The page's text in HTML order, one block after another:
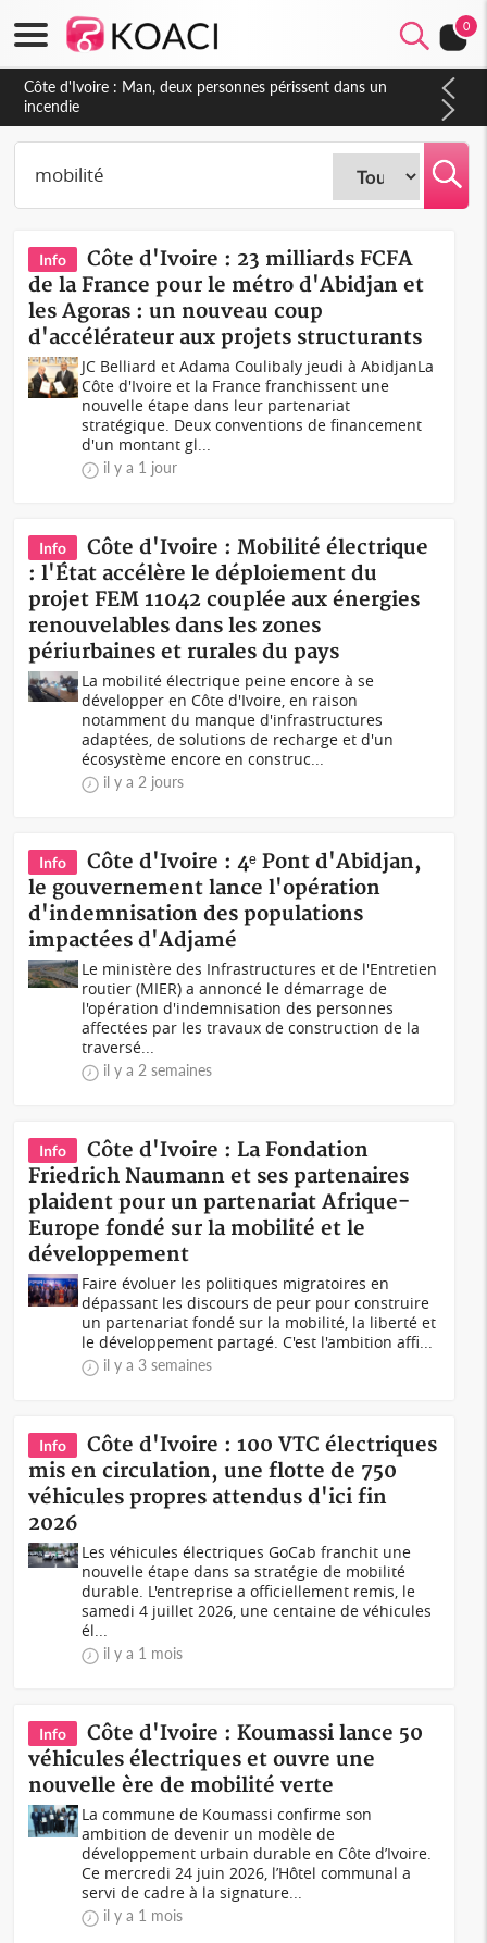
0
Côte d'Ivoire : Séileu, la célébration de la fête nationale
transformée en vaste campagne contre les produits
dépigmentants dangereux
Info
Côte d'Ivoire : 23 milliards FCFA
de la France pour le métro d'Abidjan et
les Agoras : un nouveau coup
d'accélérateur aux projets structurants
JC Belliard et Adama Coulibaly jeudi à AbidjanLa
Côte d'Ivoire et la France franchissent une
nouvelle étape dans leur partenariat
stratégique. Deux conventions de financement
d'un montant gl...
il y a 1 jour
Info
Côte d'Ivoire : Mobilité électrique
: l'État accélère le déploiement du
projet FEM 11042 couplée aux énergies
renouvelables dans les zones
périurbaines et rurales du pays
La mobilité électrique peine encore à se
développer en Côte d'Ivoire, en raison
notamment du manque d'infrastructures
adaptées, de solutions de recharge et d'un
écosystème encore en construc...
il y a 2 jours
Info
Côte d'Ivoire : 4ᵉ Pont d'Abidjan,
le gouvernement lance l'opération
d'indemnisation des populations
impactées d'Adjamé
Le ministère des Infrastructures et de l'Entretien
routier (MIER) a annoncé le démarrage de
l'opération d'indemnisation des personnes
affectées par les travaux de construction de la
traversé...
il y a 2 semaines
Info
Côte d'Ivoire : La Fondation
Friedrich Naumann et ses partenaires
plaident pour un partenariat Afrique-
Europe fondé sur la mobilité et le
développement
Faire évoluer les politiques migratoires en
dépassant les discours de peur pour construire
un partenariat fondé sur la mobilité, la liberté et
le développement partagé. C'est l'ambition affi...
il y a 3 semaines
Info
Côte d'Ivoire : 100 VTC électriques
mis en circulation, une flotte de 750
véhicules propres attendus d'ici fin
2026
Les véhicules électriques GoCab franchit une
nouvelle étape dans sa stratégie de mobilité
durable. L'entreprise a officiellement remis, le
samedi 4 juillet 2026, une centaine de véhicules
él...
il y a 1 mois
Info
Côte d'Ivoire : Koumassi lance 50
véhicules électriques et ouvre une
nouvelle ère de mobilité verte
La commune de Koumassi confirme son
ambition de devenir un modèle de
développement urbain durable en Côte d’Ivoire.
Ce mercredi 24 juin 2026, l’Hôtel communal a
servi de cadre à la signature...
il y a 1 mois